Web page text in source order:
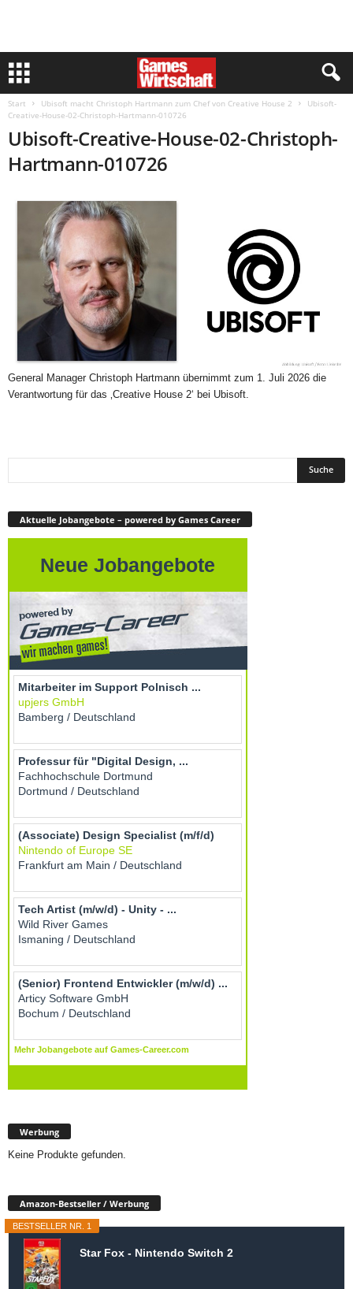
Start Ubisoft macht Christoph Hartmann zum Chef von Creative House 2
Ubisoft-
Creative-House-02-Christoph-Hartmann-010726
Ubisoft-Creative-House-02-Christoph-
Hartmann-010726
General Manager Christoph Hartmann übernimmt zum 1. Juli 2026 die
Verantwortung für das ‚Creative House 2‘ bei Ubisoft.
Aktuelle Jobangebote – powered by Games Career
Werbung
Keine Produkte gefunden.
Amazon-Bestseller / Werbung
BESTSELLER NR. 1
Star Fox - Nintendo Switch 2